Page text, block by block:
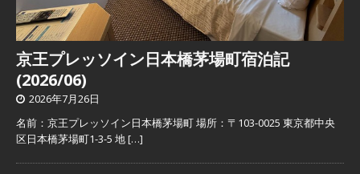
京王プレッソイン日本橋茅場町宿泊記
(2026/06)
2026年7月26日
名前：京王プレッソイン日本橋茅場町 場所：〒103-0025 東京都中央
区日本橋茅場町1-3-5 地[…]